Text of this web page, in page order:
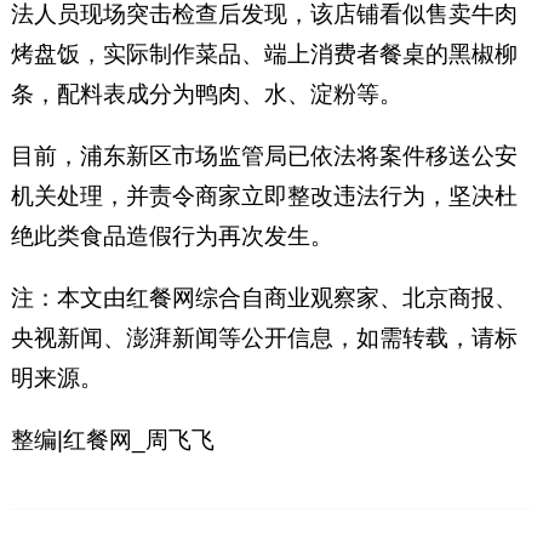
法人员现场突击检查后发现，该店铺看似售卖牛肉
烤盘饭，实际制作菜品、端上消费者餐桌的黑椒柳
条，配料表成分为鸭肉、水、淀粉等。
目前，浦东新区市场监管局已依法将案件移送公安
机关处理，并责令商家立即整改违法行为，坚决杜
绝此类食品造假行为再次发生。
注：本文由红餐网综合自商业观察家、北京商报、
央视新闻、澎湃新闻等公开信息，如需转载，请标
明来源。
整编|红餐网_周飞飞